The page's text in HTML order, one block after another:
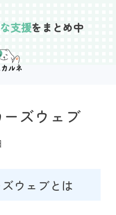
支援をまとめ中
ズウェブ
ウェブとは